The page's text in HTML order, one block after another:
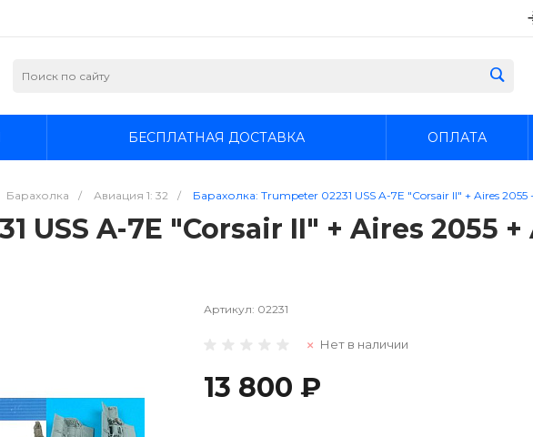
БЕСПЛАТНАЯ ДОСТАВКА ОПЛАТА
Барахолка / Авиация 1: 32 / Барахолка: Trumpeter 02231 USS A-7E "Corsair II" + Aires 2055
USS A-7E "Corsair II" + Aires 2055
Артикул: 02231
Нет в наличии
13 800 ₽